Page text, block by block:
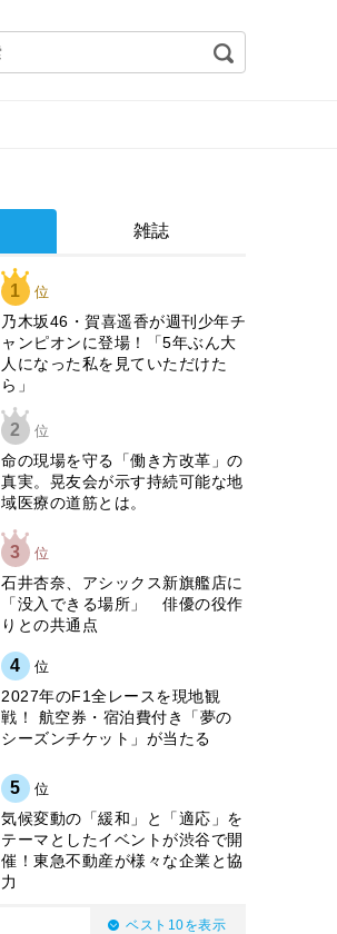
雑誌
1 位
乃木坂46・賀喜遥香が週刊少年チ
ャンピオンに登場！「5年ぶん大
人になった私を見ていただけた
ら」
2 位
​命の現場を守る「働き方改革」の
真実。晃友会が示す持続可能な地
域医療の道筋とは。
3 位
石井杏奈、アシックス新旗艦店に
「没入できる場所」 俳優の役作
りとの共通点
4 位
2027年のF1全レースを現地観
戦！ 航空券・宿泊費付き「夢の
シーズンチケット」が当たる
5 位
気候変動の「緩和」と「適応」を
テーマとしたイベントが渋谷で開
催！東急不動産が様々な企業と協
力
ベスト10を表示